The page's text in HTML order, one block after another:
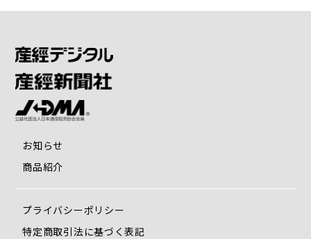
お知らせ
商品紹介
プライバシーポリシー
特定商取引法に基づく表記